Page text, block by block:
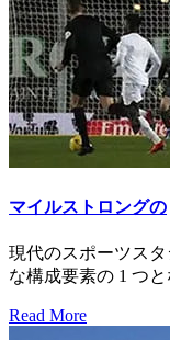
マイルストロングの
現代のスポーツス
な構成要素の 1 つ
Read More